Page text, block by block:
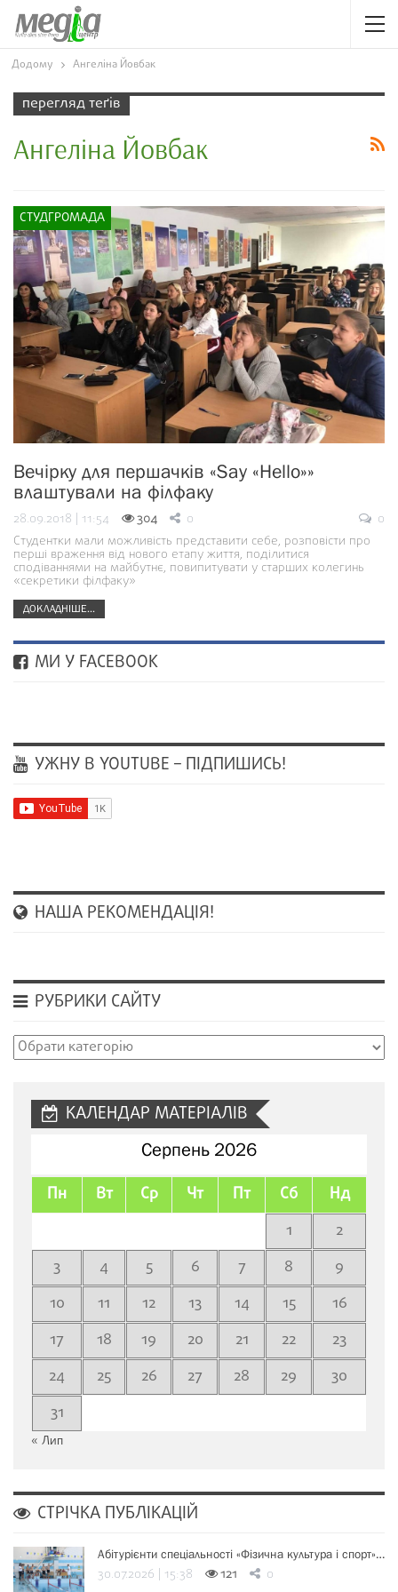
Додому Ангеліна Йовбак
перегляд теґів
Ангеліна Йовбак
СТУДГРОМАДА
Вечірку для першачків «Say «Hello»»
влаштували на філфаку
28.09.2018 | 11:54 304 0
0
Студентки мали можливість представити себе, розповісти про
перші враження від нового етапу життя, поділитися
сподіваннями на майбутнє, повипитувати у старших колегинь
«секретики філфаку»
ДОКЛАДНІШЕ...
МИ У FACEBOOK
УЖНУ В YOUTUBE – ПІДПИШИСЬ!
НАША РЕКОМЕНДАЦІЯ!
РУБРИКИ САЙТУ
Рубрики
КАЛЕНДАР МАТЕРІАЛІВ
Серпень 2026
Пн Вт Ср Чт Пт Сб Нд
1
2
3
4 5 6 7 8
9
10
11 12 13 14 15
16
17
18 19 20 21 22
23
24
25 26 27 28 29
30
31
« Лип
СТРІЧКА ПУБЛІКАЦІЙ
Абітурієнти спеціальності «Фізична культура і спорт»…
30.07.2026 | 15:38 121 0